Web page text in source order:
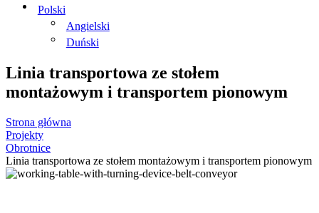
Polski
Angielski
Duński
Linia transportowa ze stołem
montażowym i transportem pionowym
Strona główna
Projekty
Obrotnice
Linia transportowa ze stołem montażowym i transportem pionowym